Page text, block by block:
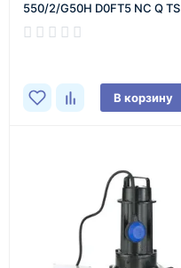
550/2/G50H D0FT5 NC Q TS
2SIC 10 401
В корзину